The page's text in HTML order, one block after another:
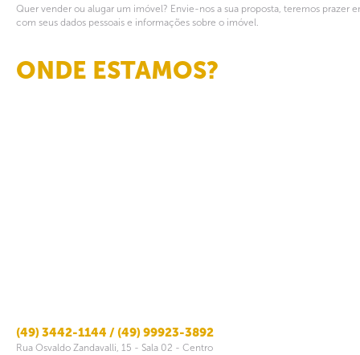
Quer vender ou alugar um imóvel? Envie-nos a sua proposta, teremos prazer
com seus dados pessoais e informações sobre o imóvel.
ONDE ESTAMOS?
(49) 3442-1144 / (49) 99923-3892
Rua Osvaldo Zandavalli, 15 - Sala 02 - Centro